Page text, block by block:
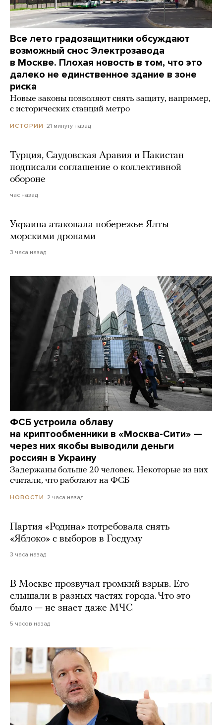
Все лето градозащитники обсуждают
возможный снос Электрозавода
в Москве. Плохая новость в том, что это
далеко не единственное здание в зоне
риска
Новые законы позволяют снять защиту, например,
с исторических станций метро
ИСТОРИИ 21 минуту назад
Турция, Саудовская Аравия и Пакистан
подписали соглашение о коллективной
обороне
час назад
Украина атаковала побережье Ялты
морскими дронами
3 часа назад
ФСБ устроила облаву
на криптообменники в «Москва-Сити» —
через них якобы выводили деньги
россиян в Украину
Задержаны больше 20 человек. Некоторые из них
считали, что работают на ФСБ
НОВОСТИ 2 часа назад
Партия «Родина» потребовала снять
«Яблоко» с выборов в Госдуму
3 часа назад
В Москве прозвучал громкий взрыв. Его
слышали в разных частях города. Что это
было — не знает даже МЧС
5 часов назад